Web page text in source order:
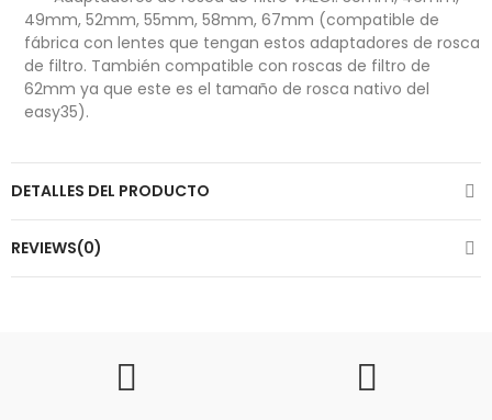
49mm, 52mm, 55mm, 58mm, 67mm (compatible de
fábrica con lentes que tengan estos adaptadores de rosca
de filtro. También compatible con roscas de filtro de
62mm ya que este es el tamaño de rosca nativo del
easy35).
DETALLES DEL PRODUCTO
REVIEWS(0)